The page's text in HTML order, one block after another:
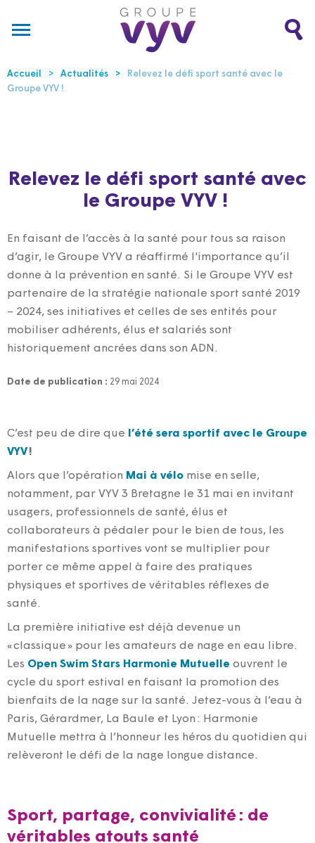
Accueil Actualités
Relevez le défi sport santé avec le
Groupe VYV !
Relevez le défi sport santé avec
le Groupe VYV !
En faisant de l’accès à la santé pour tous sa raison
d’agir, le Groupe VYV a réaffirmé l'importance qu’il
donne à la prévention en santé. Si le Groupe VYV est
partenaire de la stratégie nationale sport santé 2019
– 2024, ses initiatives et celles de ses entités pour
mobiliser adhérents, élus et salariés sont
historiquement ancrées dans son ADN.
Date de publication : 29 mai 2024
C’est peu de dire que
l’été sera sportif avec le Groupe
VYV!
Alors que l’opération Mai à vélo mise en selle,
notamment, par VYV 3 Bretagne le 31 mai en invitant
usagers, professionnels de santé, élus et
collaborateurs à pédaler pour le bien de tous, les
manifestations sportives vont se multiplier pour
porter ce même appel à faire des pratiques
physiques et sportives de véritables réflexes de
santé.
La première initiative est déjà devenue un
« classique » pour les amateurs de nage en eau libre.
Les Open Swim Stars Harmonie Mutuelle ouvrent le
cycle du sport estival en faisant la promotion des
bienfaits de la nage sur la santé. Jetez-vous à l’eau à
Paris, Gérardmer, La Baule et Lyon : Harmonie
Mutuelle mettra à l’honneur les héros du quotidien qui
relèveront le défi de la nage longue distance.
Sport, partage, convivialité : de
véritables atouts santé